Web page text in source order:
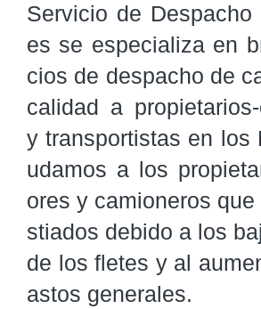
Servicio de Despacho
es se especializa en
cios de despacho de
calidad a
y transportistas en los
udamos a los
ores y camioneros
stiados debido a los
de los fletes y al
astos generales.